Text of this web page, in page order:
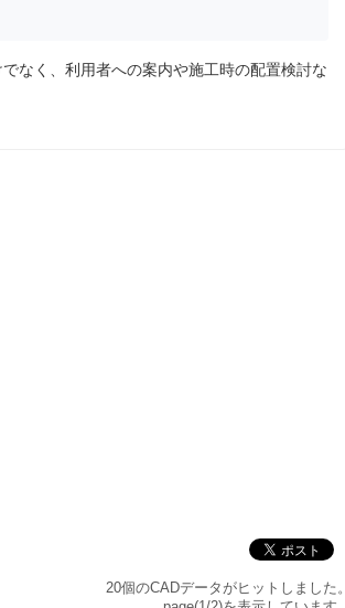
なく、利用者への案内や施工時の配置検討な
20個のCADデータがヒットしました。